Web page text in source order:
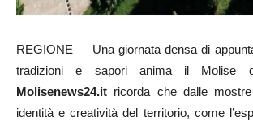
REGIONE – Una giornata densa di
tradizioni e sapori anima il Molise
Molisenews24.it ricorda che dalle
identità e creatività del territorio, come